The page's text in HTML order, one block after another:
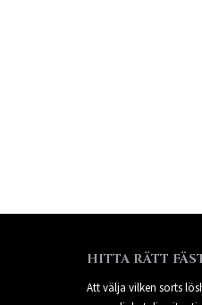
HITTA RÄTT
Att välja vilken sorts